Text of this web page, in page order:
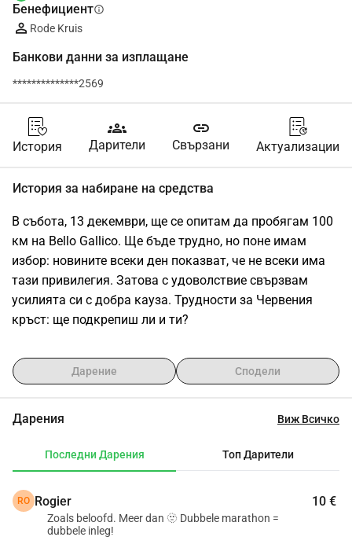
Бенефициентinfo
Rode Kruis
Банкови данни за изплащане
**************2569
История
groups
Дарители
link
Свързани Актуализации
История за набиране на средства
В събота, 13 декември, ще се опитам да пробягам 100
км на Bello Gallico. Ще бъде трудно, но поне имам
избор: новините всеки ден показват, че не всеки има
тази привилегия. Затова с удоволствие свързвам
усилията си с добра кауза. Трудности за Червения
кръст: ще подкрепиш ли и ти?
Дарение Сподели
Дарения Виж Всичко
Последни Дарения Топ Дарители
RO Rogier 10 €
Zoals beloofd. Meer dan 🫥 Dubbele marathon =
dubbele inleg!